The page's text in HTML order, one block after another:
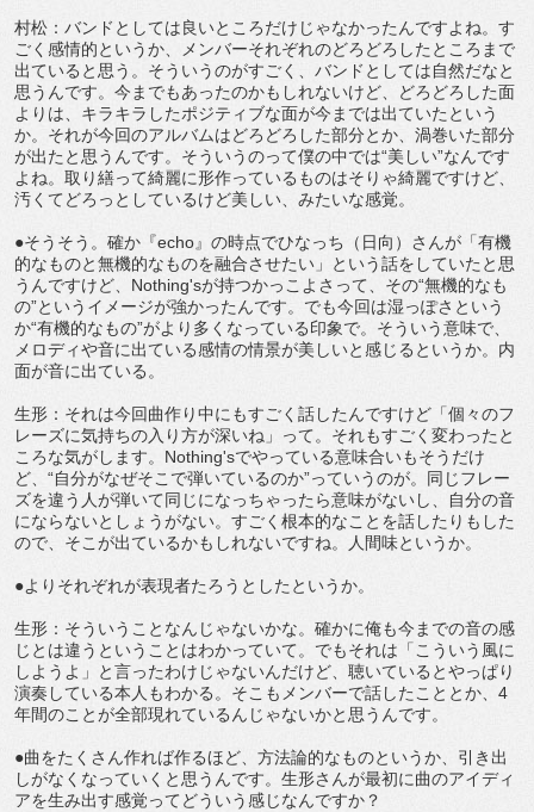
村松：バンドとしては良いところだけじゃなかったんですよね。す
ごく感情的というか、メンバーそれぞれのどろどろしたところまで
出ていると思う。そういうのがすごく、バンドとしては自然だなと
思うんです。今までもあったのかもしれないけど、どろどろした面
よりは、キラキラしたポジティブな面が今までは出ていたという
か。それが今回のアルバムはどろどろした部分とか、渦巻いた部分
が出たと思うんです。そういうのって僕の中では“美しい”なんです
よね。取り繕って綺麗に形作っているものはそりゃ綺麗ですけど、
汚くてどろっとしているけど美しい、みたいな感覚。
●そうそう。確か『echo』の時点でひなっち（日向）さんが「有機
的なものと無機的なものを融合させたい」という話をしていたと思
うんですけど、Nothing'sが持つかっこよさって、その“無機的なも
の”というイメージが強かったんです。でも今回は湿っぽさという
か“有機的なもの”がより多くなっている印象で。そういう意味で、
メロディや音に出ている感情の情景が美しいと感じるというか。内
面が音に出ている。
生形：それは今回曲作り中にもすごく話したんですけど「個々のフ
レーズに気持ちの入り方が深いね」って。それもすごく変わったと
ころな気がします。Nothing'sでやっている意味合いもそうだけ
ど、“自分がなぜそこで弾いているのか”っていうのが。同じフレー
ズを違う人が弾いて同じになっちゃったら意味がないし、自分の音
にならないとしょうがない。すごく根本的なことを話したりもした
ので、そこが出ているかもしれないですね。人間味というか。
●よりそれぞれが表現者たろうとしたというか。
生形：そういうことなんじゃないかな。確かに俺も今までの音の感
じとは違うということはわかっていて。でもそれは「こういう風に
しようよ」と言ったわけじゃないんだけど、聴いているとやっぱり
演奏している本人もわかる。そこもメンバーで話したこととか、4
年間のことが全部現れているんじゃないかと思うんです。
●曲をたくさん作れば作るほど、方法論的なものというか、引き出
しがなくなっていくと思うんです。生形さんが最初に曲のアイディ
アを生み出す感覚ってどういう感じなんですか？